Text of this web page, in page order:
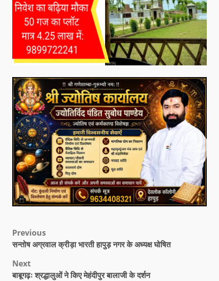
Previous
सन्तोष अग्रवाल क्रीड़ा भारती हापुड़ नगर के अध्यक्ष घोषित
Next
बाबूगढ़ः श्रद्धालुओं ने किए मेहंदीपुर बालाजी के दर्शन